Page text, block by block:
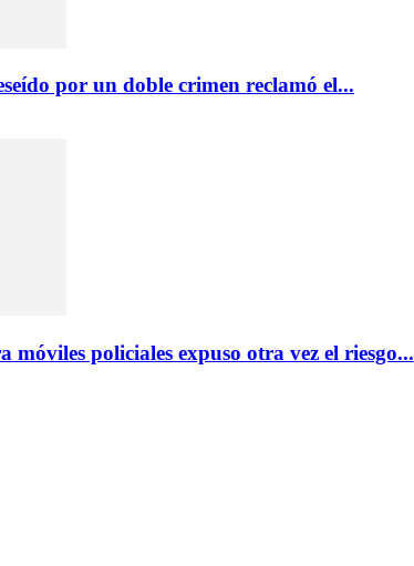
por un doble crimen reclamó el...
policiales expuso otra vez el riesgo...